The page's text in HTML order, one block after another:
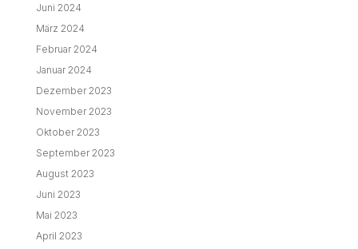
Juni 2024
März 2024
Februar 2024
Januar 2024
Dezember 2023
November 2023
Oktober 2023
September 2023
August 2023
Juni 2023
Mai 2023
April 2023